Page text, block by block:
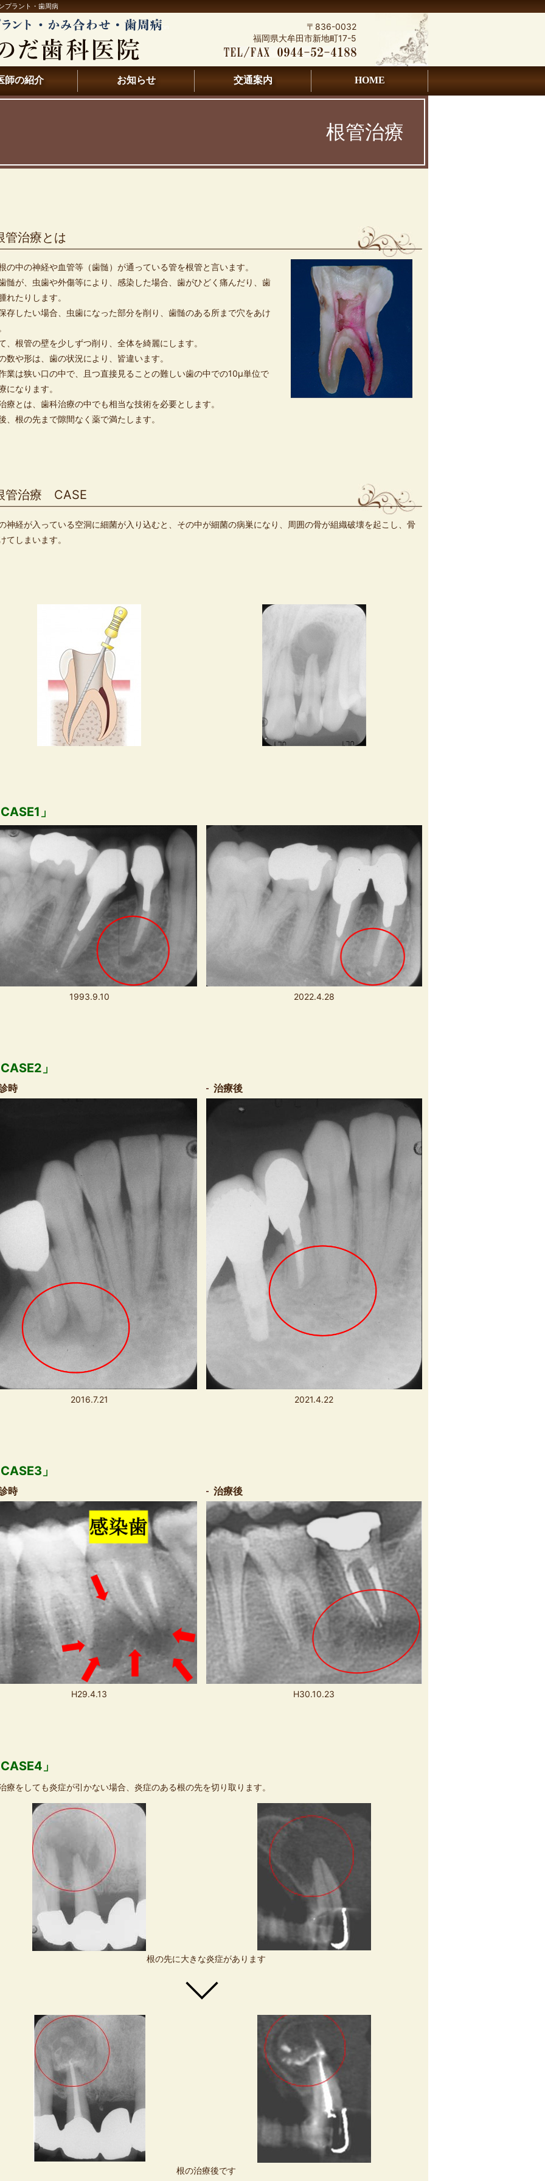
プラント・歯周病
師の紹介 お知らせ 交通案内 HOME
〒836-0032
福岡県大牟田市新地町17-5
根管治療
管治療とは
の中の神経や血管等（歯髄）が通っている管を根管と言います。
髄が、虫歯や外傷等により、感染した場合、歯がひどく痛んだり、歯
れたりします。
存したい場合、虫歯になった部分を削り、歯髄のある所まで穴をあけ
、根管の壁を少しずつ削り、全体を綺麗にします。
数や形は、歯の状況により、皆違います。
業は狭い口の中で、且つ直接見ることの難しい歯の中での10μ単位で
になります。
療とは、歯科治療の中でも相当な技術を必要とします。
、根の先まで隙間なく薬で満たします。
管治療 CASE
神経が入っている空洞に細菌が入り込むと、その中が細菌の病巣になり、周囲の骨が組織破壊を起こし、骨
てしまいます。
」
1993.9.10 2022.4.28
」
時
2016.7.21
治療後
2021.4.22
」
時
H29.4.13
治療後
H30.10.23
」
療をしても炎症が引かない場合、炎症のある根の先を切り取ります。
根の先に大きな炎症があります
根の治療後です